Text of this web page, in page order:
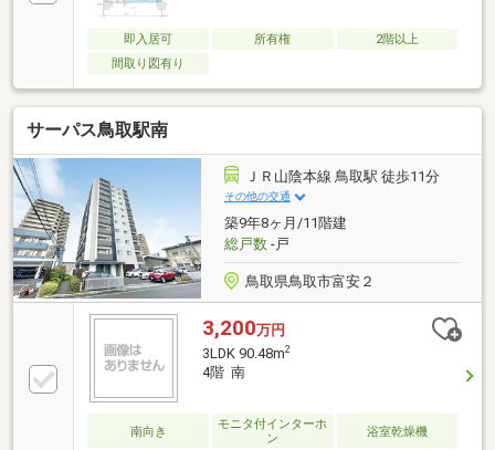
即入居可 所有権
2階以上
間取り図有り
サーパス鳥取駅南
ＪＲ山陰本線 鳥取駅 徒歩11分
その他の交通
築9年8ヶ月/11階建
総戸数-戸
鳥取県鳥取市富安２
3,200万円
3LDK 90.48m2
4階 南
南向き
モニタ付インターホ
ン
浴室乾燥機